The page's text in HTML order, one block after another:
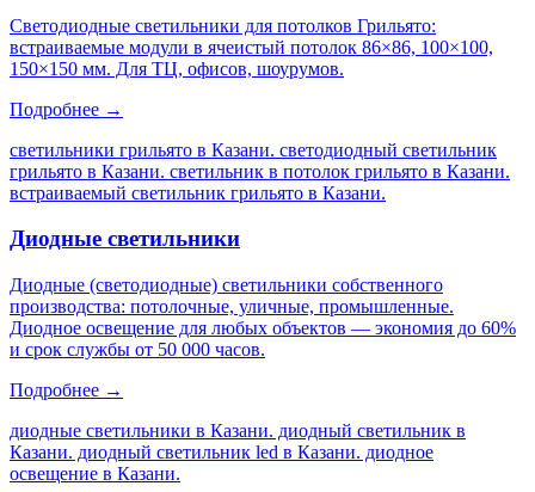
Светодиодные светильники для потолков Грильято:
встраиваемые модули в ячеистый потолок 86×86, 100×100,
150×150 мм. Для ТЦ, офисов, шоурумов.
Подробнее →
светильники грильято в Казани. светодиодный светильник
грильято в Казани. светильник в потолок грильято в Казани.
встраиваемый светильник грильято в Казани.
Диодные светильники
Диодные (светодиодные) светильники собственного
производства: потолочные, уличные, промышленные.
Диодное освещение для любых объектов — экономия до 60%
и срок службы от 50 000 часов.
Подробнее →
диодные светильники в Казани. диодный светильник в
Казани. диодный светильник led в Казани. диодное
освещение в Казани.